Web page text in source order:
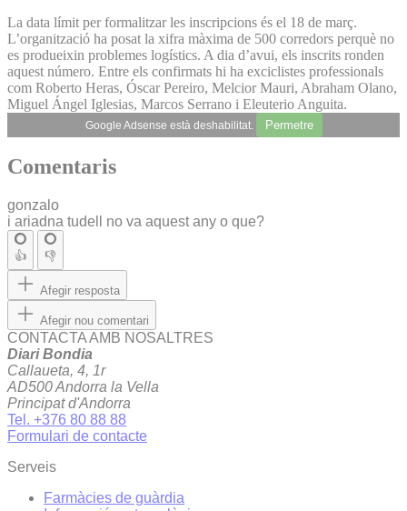
La data límit per formalitzar les inscripcions és el 18 de març.
L’organització ha posat la xifra màxima de 500 corredors perquè no
es produeixin problemes logístics. A dia d’avui, els inscrits ronden
aquest número. Entre els confirmats hi ha exciclistes professionals
com Roberto Heras, Óscar Pereiro, Melcior Mauri, Abraham Olano,
Miguel Ángel Iglesias, Marcos Serrano i Eleuterio Anguita.
Google Adsense està deshabilitat. Permetre
Comentaris
gonzalo
i ariadna tudell no va aquest any o que?
👍 👎
Afegir resposta
Afegir nou comentari
CONTACTA AMB NOSALTRES
Diari Bondia
Callaueta, 4, 1r
AD500 Andorra la Vella
Principat d'Andorra
Tel. +376 80 88 88
Formulari de contacte
Serveis
Farmàcies de guàrdia